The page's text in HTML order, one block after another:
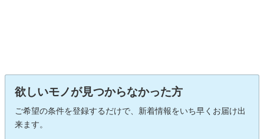
欲しいモノが見つからなかった方
ご希望の条件を登録するだけで、新着情報をいち早くお届け出
来ます。